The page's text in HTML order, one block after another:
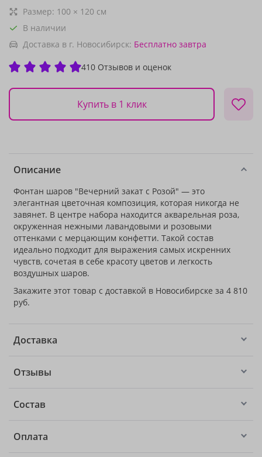
Размер: 100 × 120 см
В наличии
Доставка в г. Новосибирск: Бесплатно завтра
410 Отзывов и оценок
Купить в 1 клик
Описание
Фонтан шаров "Вечерний закат с Розой" — это
элегантная цветочная композиция, которая никогда не
завянет. В центре набора находится акварельная роза,
окруженная нежными лавандовыми и розовыми
оттенками с мерцающим конфетти. Такой состав
идеально подходит для выражения самых искренних
чувств, сочетая в себе красоту цветов и легкость
воздушных шаров.
Закажите этот товар с доставкой в Новосибирске за 4 810
руб.
Доставка
Отзывы
Состав
Оплата